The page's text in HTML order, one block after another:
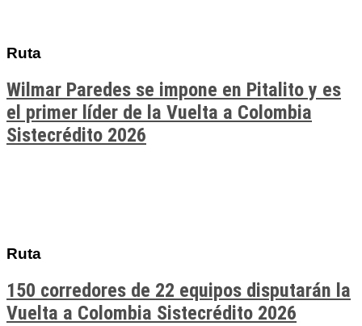
Ruta
Wilmar Paredes se impone en Pitalito y es
el primer líder de la Vuelta a Colombia
Sistecrédito 2026
Ruta
150 corredores de 22 equipos disputarán la
Vuelta a Colombia Sistecrédito 2026